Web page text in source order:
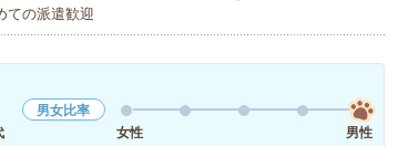
の派遣歓迎
男女比率
女性
男性